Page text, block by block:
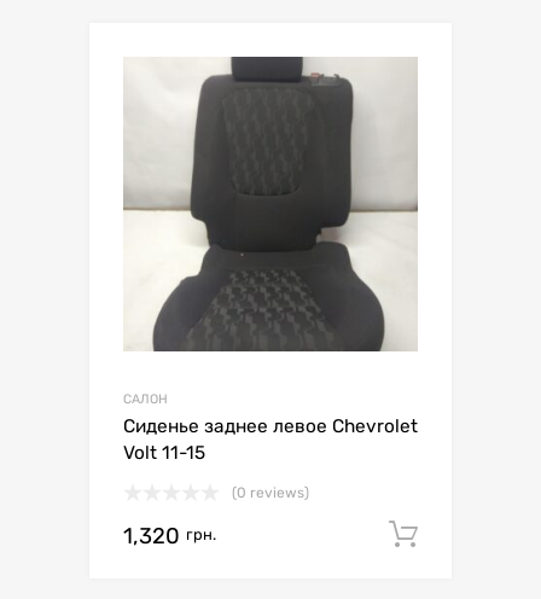
САЛОН
Сиденье заднее левое Chevrolet
Volt 11-15
(0 reviews)
1,320 грн.